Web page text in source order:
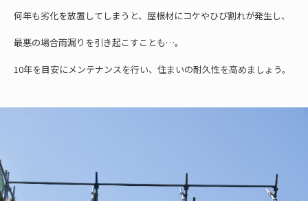
何年も劣化を放置してしまうと、屋根材にコケやひび割れが発生し、
最悪の場合雨漏りを引き起こすことも…。
10年を目安にメンテナンスを行い、住まいの耐久性を高めましょう。